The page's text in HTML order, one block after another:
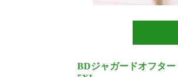
BDジャガードオフタ